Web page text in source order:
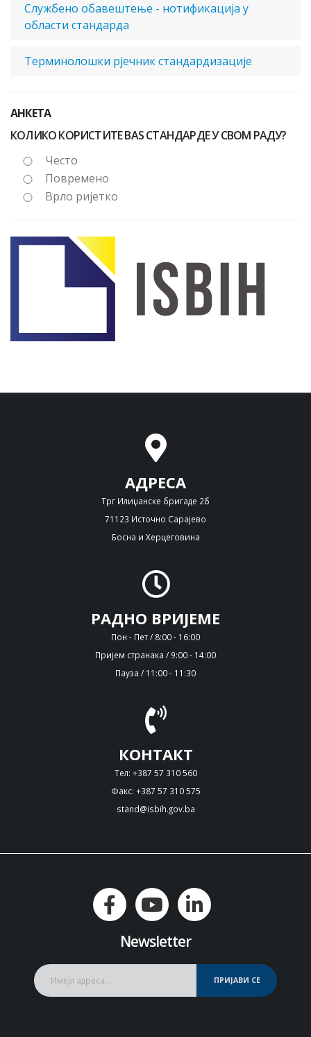
Службено обавештење - нотификација у
области стандарда
Терминолошки рјечник стандардизације
АНКЕТА
КОЛИКО КОРИСТИТЕ BAS СТАНДАРДЕ У СВОМ РАДУ?
Често
Повремено
Врло ријетко
АДРЕСА
Трг Илиџанске бригаде 2б
71123 Источно Сарајево
Босна и Херцеговина
РАДНО ВРИЈЕМЕ
Пон - Пет / 8:00 - 16:00
Пријем странака / 9:00 - 14:00
Пауза / 11:00 - 11:30
КОНТАКТ
Тел: +387 57 310 560
Факс: +387 57 310 575
stand@isbih.gov.ba
Newsletter
ПРИЈАВИ СЕ